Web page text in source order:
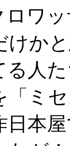
ロワ
けか
る人
「ミ
日本